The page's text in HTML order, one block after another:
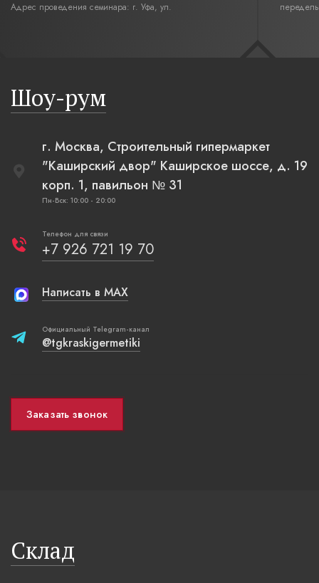
Адрес проведения семинара: г. Уфа, ул.
Шоу-рум
г. Москва, Строительный гипермаркет
"Каширский двор" Каширское шоссе, д. 19
корп. 1, павильон № 31
Пн-Вск: 10:00 - 20:00
Телефон для связи
+7 926 721 19 70
Написать в MAX
Официальный Telegram-канал
@tgkraskigermetiki
Заказать звонок
Склад